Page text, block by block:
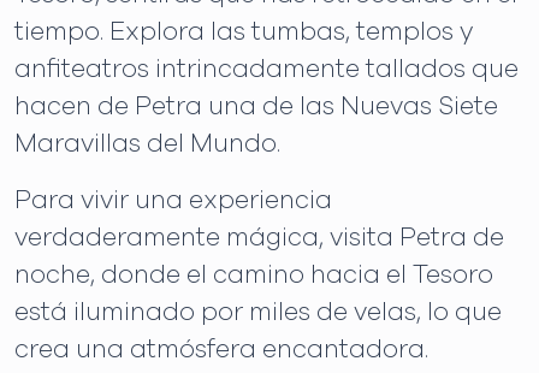
tiempo. Explora las tumbas, templos y
anfiteatros intrincadamente tallados que
hacen de Petra una de las Nuevas Siete
Maravillas del Mundo.
Para vivir una experiencia
verdaderamente mágica, visita Petra de
noche, donde el camino hacia el Tesoro
está iluminado por miles de velas, lo que
crea una atmósfera encantadora.